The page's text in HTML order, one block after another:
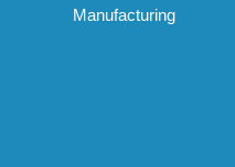
Manufacturing